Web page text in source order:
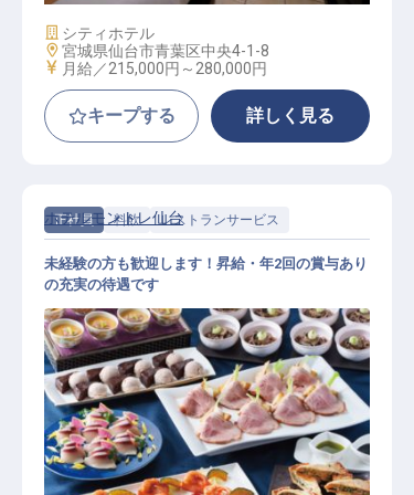
施設業態
シティホテル
勤務地
宮城県仙台市青葉区中央4-1-8
給与
月給／215,000円～ 280,000円
キープする 詳しく見る
正社員 料飲 レストランサービス
レストランサービススタッフ
ホテルモントレ仙台
未経験の方も歓迎します！昇給・年2回の賞与あり
の充実の待遇です